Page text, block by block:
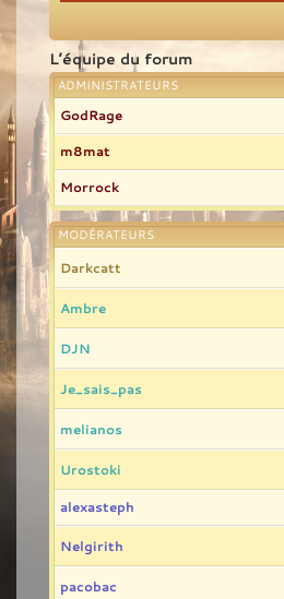
L’équipe du forum
ADMINISTRATEURS
GodRage
m8mat
Morrock
MODÉRATEURS
Darkcatt
Ambre
DJN
Je_sais_pas
melianos
Urostoki
alexasteph
Nelgirith
pacobac